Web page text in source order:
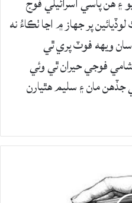
پر جھاز ۾ اڃا ٺڪاءُ نه
ويھه فوٽ پري ٿي
فوجي حيران ٿي وئي
جڏھن مان ۽ سليم ھٿيارن